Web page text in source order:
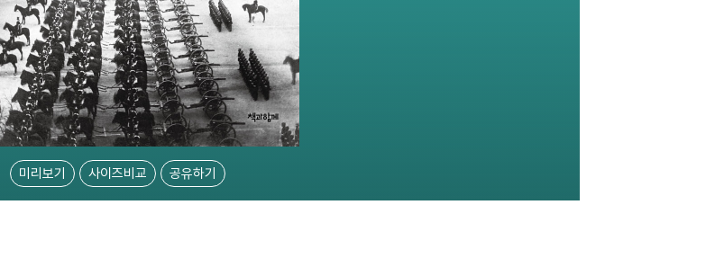
미리보기 사이즈비교 공유하기